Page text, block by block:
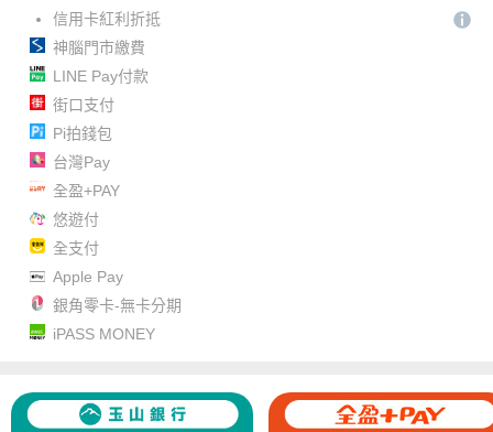
信用卡紅利折抵
神腦門市繳費
LINE Pay付款
街口支付
Pi拍錢包
台灣Pay
全盈+PAY
悠遊付
全支付
Apple Pay
銀角零卡-無卡分期
iPASS MONEY